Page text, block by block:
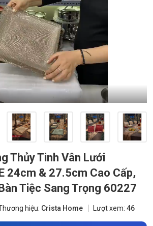
Thủy Tinh Vân Lưới
24cm & 27.5cm Cao Cấp,
Tiệc Sang Trọng 60227
hiệu: Crista Home Lượt xem: 46